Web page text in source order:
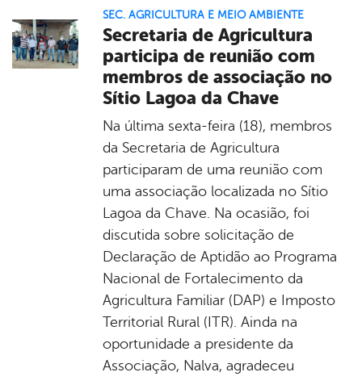
SEC. AGRICULTURA E MEIO AMBIENTE
Secretaria de Agricultura
participa de reunião com
membros de associação no
Sítio Lagoa da Chave
Na última sexta-feira (18), membros
da Secretaria de Agricultura
participaram de uma reunião com
uma associação localizada no Sítio
Lagoa da Chave. Na ocasião, foi
discutida sobre solicitação de
Declaração de Aptidão ao Programa
Nacional de Fortalecimento da
Agricultura Familiar (DAP) e Imposto
Territorial Rural (ITR). Ainda na
oportunidade a presidente da
Associação, Nalva, agradeceu